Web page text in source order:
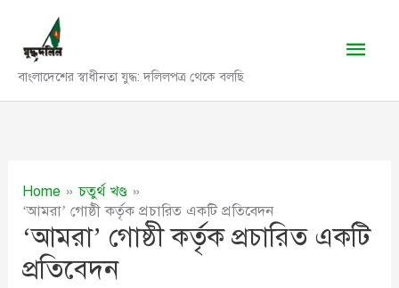
content
বাংলাদেশের স্বাধীনতা যুদ্ধ: দলিলপত্র থেকে বলছি
Main
Home
চতুর্থ খণ্ড
‘আমরা’ গোষ্ঠী কর্তৃক প্রচারিত একটি প্রতিবেদন
‘আমরা’ গোষ্ঠী কর্তৃক প্রচারিত একটি
প্রতিবেদন